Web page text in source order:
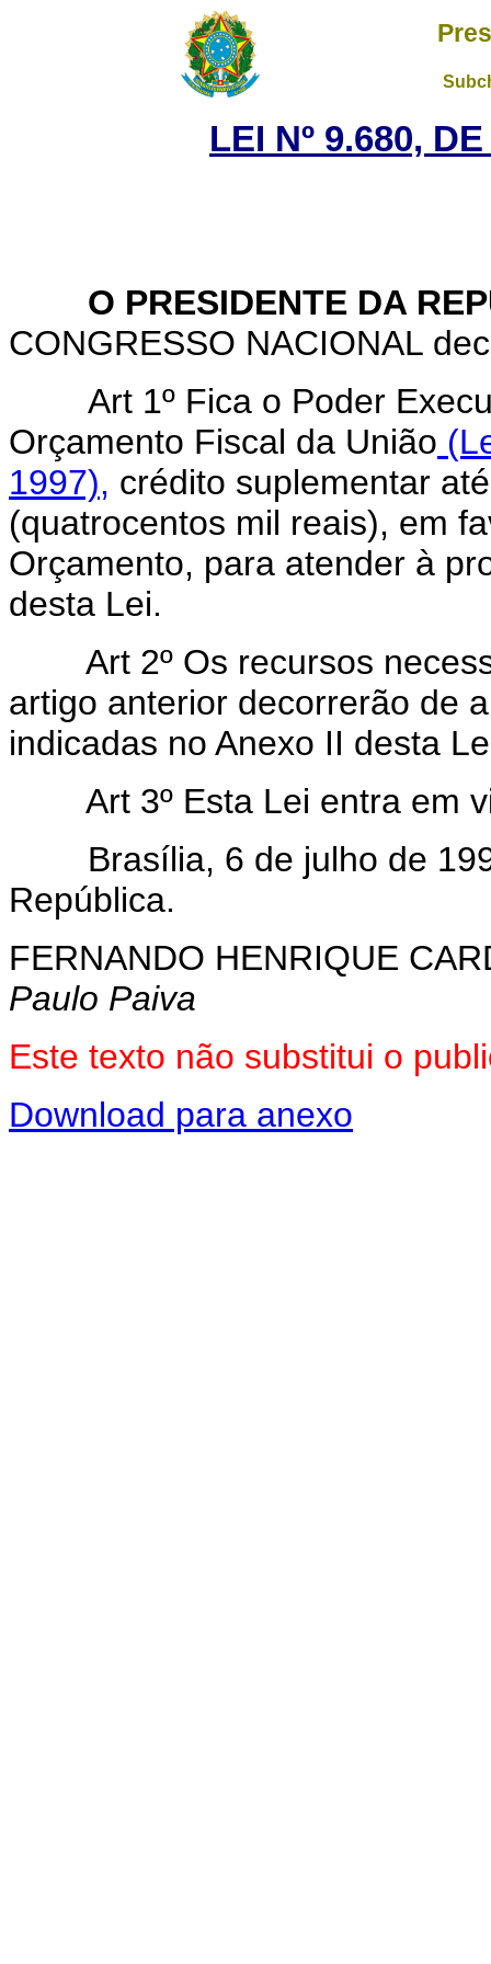
LEI Nº 9.680,
O PRESIDENTE DA
CONGRESSO NACIONAL
Art 1º Fica o Poder
Orçamento Fiscal da União
1997), crédito suplementar
(quatrocentos mil reais), em
Orçamento, para atender à
desta Lei.
Art 2º Os recursos
artigo anterior decorrerão de
indicadas no Anexo II desta
Art 3º Esta Lei entra em
Brasília, 6 de julho de
República.
FERNANDO HENRIQUE
Paulo Paiva
Este texto não substitui o
Download para anexo